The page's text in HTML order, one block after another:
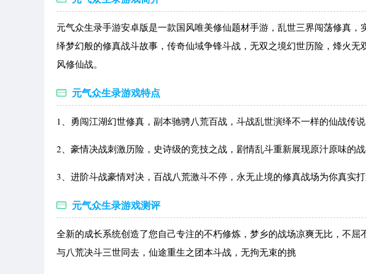
元气众生录手游安卓版是一款国风唯美修仙题材手游，乱世三界闯荡修真
绎梦幻般的修真战斗故事，传奇仙域争锋斗战，无双之境幻世历险，烽火
风修仙战。
元气众生录游戏特点
1、勇闯江湖幻世修真，副本驰骋八荒百战，斗战乱世演绎不一样的仙战传
2、豪情决战刺激历险，史诗级的竞技之战，剧情乱斗重新展现原汁原味的
3、进阶斗战豪情对决，百战八荒激斗不停，永无止境的修真战场为你真实打
元气众生录游戏测评
全新的成长系统创造了您自己专注的不朽修炼，梦乡的战场凉爽无比，不
与八荒决斗三世同去，仙途重生之团本斗战，无拘无束的挑